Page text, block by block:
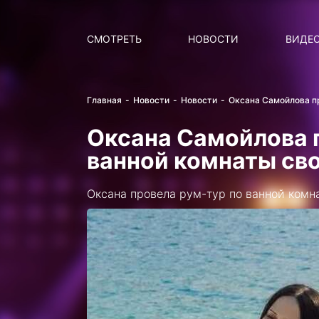
СМОТРЕТЬ НОВОСТИ
Главная Новости Новости Оксана Самойлова
Оксана Самойлова
ванной комнаты
Оксана провела рум-тур по ванной